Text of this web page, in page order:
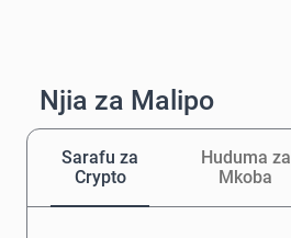
Njia za Malipo
Sarafu za
Crypto
Huduma za
Mkoba